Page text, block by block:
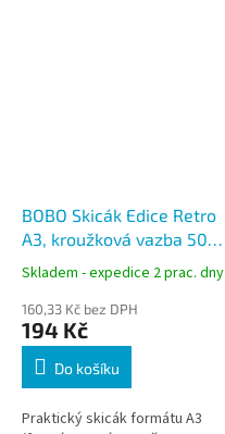
BOBO Skicák Edice Retro
A3, kroužková vazba 50
listů
Skladem - expedice 2 prac. dny
160,33 Kč bez DPH
194 Kč
Do košíku
Praktický skicák formátu A3